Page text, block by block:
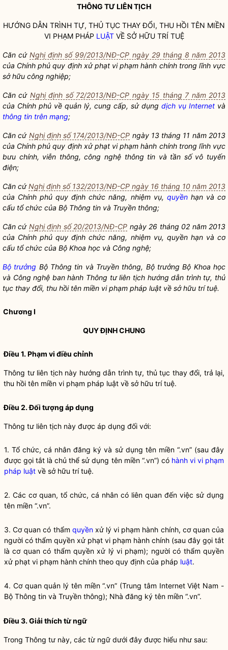
THÔNG TƯLIÊN TỊCH
HƯỚNG DẪN TRÌNH TỰ, THỦ TỤC THAY ĐỔI, THU HỒI TÊN MIỀN
VI PHẠM PHÁP LUẬTVỀ SỞ HỮU TRÍ TUỆ
Căn cứNghị định số 99/2013/NĐ-CP ngày 29 tháng 8 năm 2013
của Chính phủ quy định xử phạt vi phạm hành chính trong lĩnh vực
sở hữu công nghiệp;
Căn cứ Nghị định số 72/2013/NĐ-CP ngày 15 tháng 7 năm 2013
của Chính phủ về quản lý, cung cấp, sử dụng dịch vụ Internet và
thông tin trên mạng;
Căn cứ Nghị định số 174/2013/NĐ-CP ngày 13 tháng 11 năm 2013
của Chính phủ quy định xử phạt vi phạm hành chính trong lĩnh vực
bưu chính, viễn thông, công nghệ thông tin và tần số vô tuyến
điện;
Căn cứNghị định số 132/2013/NĐ-CP ngày 16 tháng 10 năm 2013
của Chính phủ quy định chức năng, nhiệm vụ, quyềnhạn và cơ
cấu tổ chức của Bộ Thông tin và Truyền thông;
Căn cứ Nghị định số 20/2013/NĐ-CP ngày 26 tháng 02 năm 2013
của Chính phủ quy định chức năng, nhiệm vụ, quyền hạn và cơ
cấu tổ chức của Bộ Khoa học và Công nghệ;
Bộ trưởng Bộ Thông tin và Truyền thông, Bộ trưởng Bộ Khoa học
và Công nghệ ban hành Thông tư liên tịch hướng dẫn trình tự, thủ
tục thay đổi, thu hồi tên miền vi phạm pháp luật về sở hữu trí tuệ.
Chương I
QUY ĐỊNH CHUNG
Điều 1. Phạm vi điều chỉnh
Thông tư liên tịch này hướng dẫn trình tự, thủ tục thay đổi, trả lại,
thu hồi tên miền vi phạm pháp luật về sở hữu trí tuệ.
Điều 2. Đối tượng áp dụng
Thông tư liên tịch này được áp dụng đối với:
1. Tổ chức, cá nhân đăng ký và sử dụng tên miền “.vn” (sau đây
được gọi tắt là chủ thể sử dụng tên miền “.vn”) có hành vi vi phạm
pháp luật về sở hữu trí tuệ.
2. Các cơ quan, tổ chức, cá nhân có liên quan đến việc sử dụng
tên miền “.vn”.
3. Cơ quan có thẩm quyềnxử lý vi phạm hành chính, cơ quan của
người có thẩm quyền xử phạt vi phạm hành chính (sau đây gọi tắt
là cơ quan có thẩm quyềnxử lý vi phạm); người có thẩmquyền
xử phạt vi phạm hành chính theo quy định của pháp luật.
4. Cơ quan quản lý tên miền “.vn” (Trung tâm Internet Việt Nam -
Bộ Thông tin và Truyền thông); Nhà đăng ký tên miền “.vn”.
Điều 3. Giải thích từ ngữ
Trong Thông tư này, các từ ngữ dưới đây được hiểu như sau: